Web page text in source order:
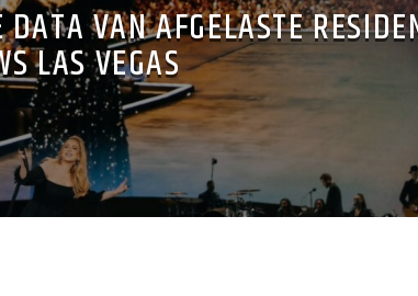
VAN AFGELASTE
LAS VEGAS